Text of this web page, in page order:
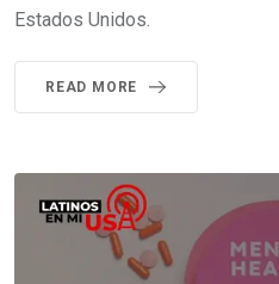
Estados Unidos.
READ MORE